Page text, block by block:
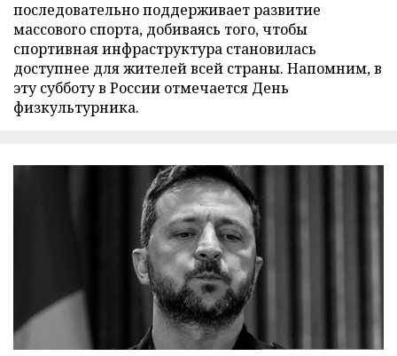
последовательно поддерживает развитие
массового спорта, добиваясь того, чтобы
спортивная инфраструктура становилась
доступнее для жителей всей страны. Напомним, в
эту субботу в России отмечается День
физкультурника.